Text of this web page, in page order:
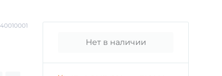
40010001
Нет в наличии